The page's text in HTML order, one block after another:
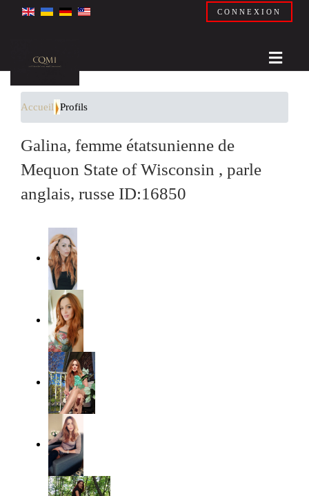
CONNEXION
Accueil Profils
Galina, femme étatsunienne de
Mequon State of Wisconsin , parle
anglais, russe ID:16850